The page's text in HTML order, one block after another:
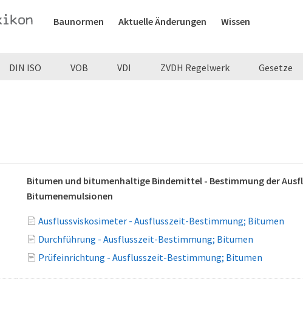
Baunormen Aktuelle Änderungen Wissen
DIN ISO VOB VDI ZVDH Regelwerk Gesetze
Bitumen und bitumenhaltige Bindemittel - Bestimmung der
Bitumenemulsionen
Ausflussviskosimeter - Ausflusszeit-Bestimmung; Bitumen
Durchführung - Ausflusszeit-Bestimmung; Bitumen
Prüfeinrichtung - Ausflusszeit-Bestimmung; Bitumen